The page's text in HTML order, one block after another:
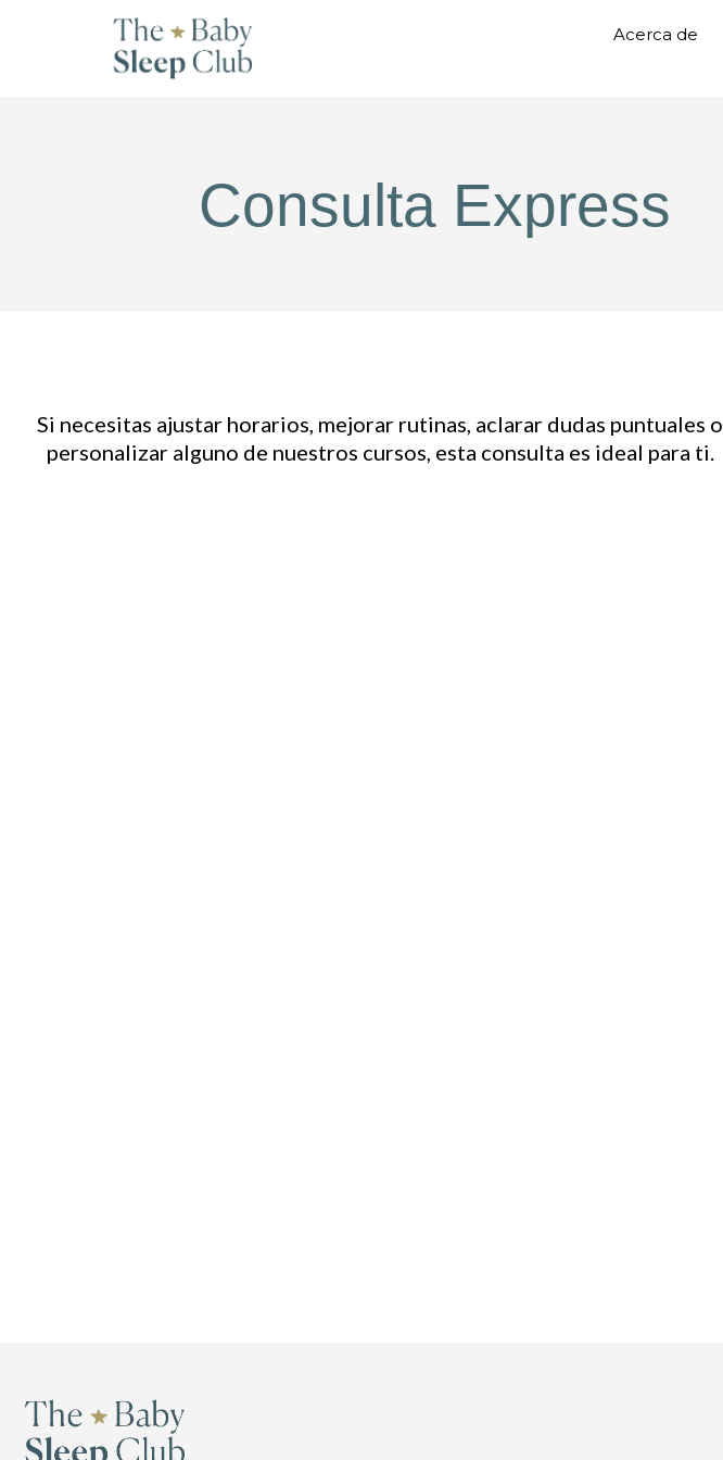
Acerca de
Consulta Express
Si necesitas ajustar horarios, mejorar rutinas, aclarar dudas puntuales o
personalizar alguno de nuestros cursos, esta consulta es ideal para ti.